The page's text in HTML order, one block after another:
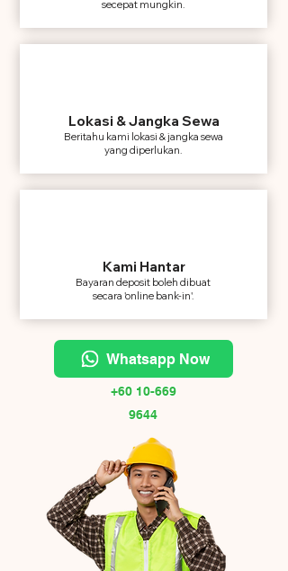
secepat mungkin.
Lokasi & Jangka Sewa
Beritahu kami lokasi & jangka sewa
yang diperlukan.
Kami Hantar
Bayaran deposit boleh dibuat
secara 'online bank-in'.
Whatsapp Now
+60 10-669
9644